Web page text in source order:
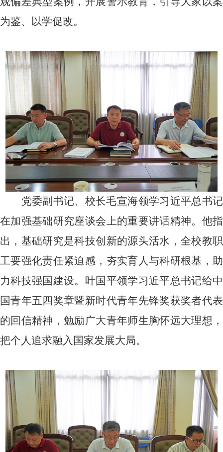
为鉴、以学促改。
党委副书记、校长毛宣海领学习近平总书记
在加强基础研究座谈会上的重要讲话精神。他指
出，基础研究是科技创新的源头活水，全校教职
工要强化责任紧迫感，夯实育人与科研根基，助
力科技强国建设。叶国平领学习近平总书记给中
国青年五四奖章暨新时代青年先锋奖获奖者代表
的回信精神，勉励广大青年师生胸怀远大理想，
把个人追求融入国家发展大局。